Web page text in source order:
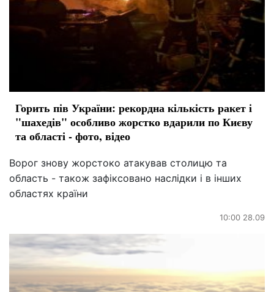
Горить пів України: рекордна кількість ракет і
"шахедів" особливо жорстко вдарили по Києву
та області - фото, відео
Ворог знову жорстоко атакував столицю та
область - також зафіксовано наслідки і в інших
областях країни
10:00 28.09